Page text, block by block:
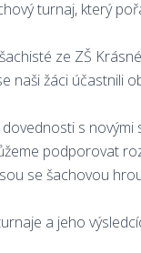
turnaj, který
ze ZŠ
naši žáci účastnili
s novými
podporovat
se šachovou
a jeho